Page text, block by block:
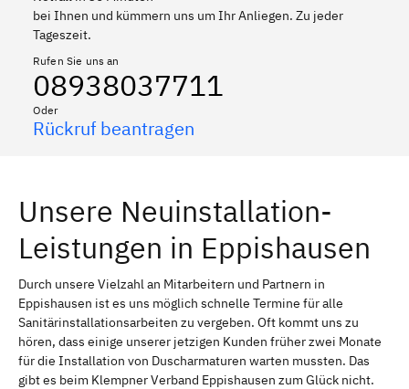
bei Ihnen und kümmern uns um Ihr Anliegen. Zu jeder
Tageszeit.
Rufen Sie uns an
08938037711
Oder
Rückruf beantragen
Unsere Neuinstallation-
Leistungen in Eppishausen
Durch unsere Vielzahl an Mitarbeitern und Partnern in
Eppishausen ist es uns möglich schnelle Termine für alle
Sanitärinstallationsarbeiten zu vergeben. Oft kommt uns zu
hören, dass einige unserer jetzigen Kunden früher zwei Monate
für die Installation von Duscharmaturen warten mussten. Das
gibt es beim Klempner Verband Eppishausen zum Glück nicht.